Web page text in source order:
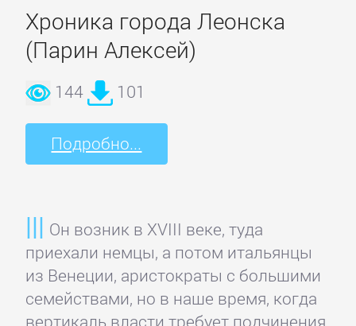
Хроника города Леонска
(Парин Алексей)
144 101
Подробно...
Он возник в XVIII веке, туда
приехали немцы, а потом итальянцы
из Венеции, аристократы с большими
семействами, но в наше время, когда
вертикаль власти требует подчинения
и
ПДД
Воспитание
детей
Дом
Семья:
прочее
Домашние
Животные